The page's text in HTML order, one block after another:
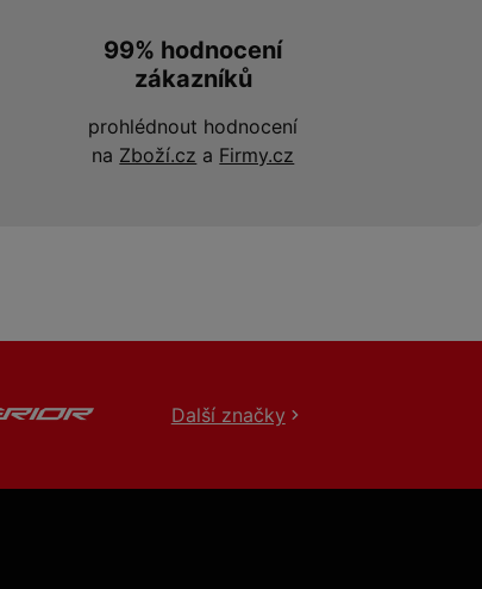
99% hodnocení
zákazníků
prohlédnout hodnocení
na Zboží.cz a Firmy.cz
Další značky